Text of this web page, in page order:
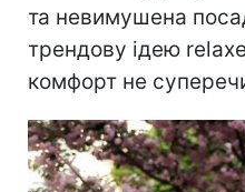
та невимушена
трендову ідею
комфорт не